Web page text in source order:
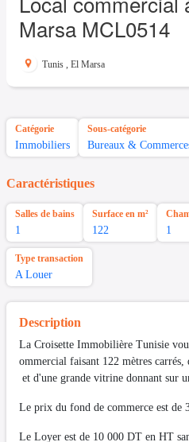
Marsa MCL0514
Tunis , El Marsa
Catégorie
Immobiliers
Sous-catégorie
Bureaux &
Caractéristiques
Salles de bains
1
Surface en m²
122 1
Type transaction
A Louer
Description
La Croisette Immobilière Tunisie
ommercial faisant 122 mètres carrés,
et d'une grande vitrine donnant sur
Le prix du fond de commerce est de
Le Loyer est de 10 000 DT en HT